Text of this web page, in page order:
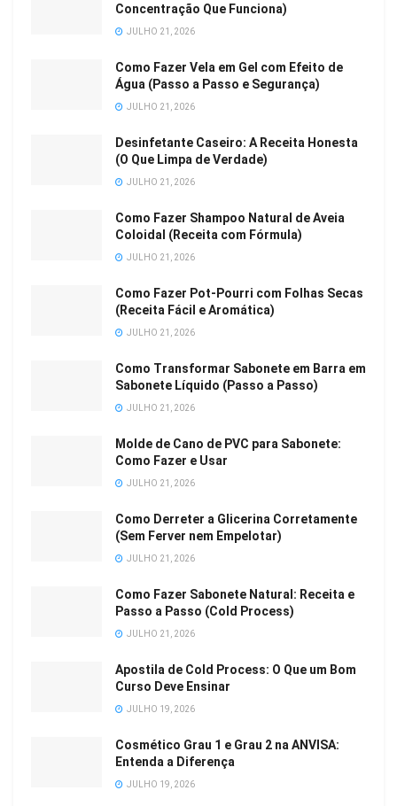
Concentração Que Funciona)
JULHO 21, 2026
Como Fazer Vela em Gel com Efeito de
Água (Passo a Passo e Segurança)
JULHO 21, 2026
Desinfetante Caseiro: A Receita Honesta
(O Que Limpa de Verdade)
JULHO 21, 2026
Como Fazer Shampoo Natural de Aveia
Coloidal (Receita com Fórmula)
JULHO 21, 2026
Como Fazer Pot-Pourri com Folhas Secas
(Receita Fácil e Aromática)
JULHO 21, 2026
Como Transformar Sabonete em Barra em
Sabonete Líquido (Passo a Passo)
JULHO 21, 2026
Molde de Cano de PVC para Sabonete:
Como Fazer e Usar
JULHO 21, 2026
Como Derreter a Glicerina Corretamente
(Sem Ferver nem Empelotar)
JULHO 21, 2026
Como Fazer Sabonete Natural: Receita e
Passo a Passo (Cold Process)
JULHO 21, 2026
Apostila de Cold Process: O Que um Bom
Curso Deve Ensinar
JULHO 19, 2026
Cosmético Grau 1 e Grau 2 na ANVISA:
Entenda a Diferença
JULHO 19, 2026